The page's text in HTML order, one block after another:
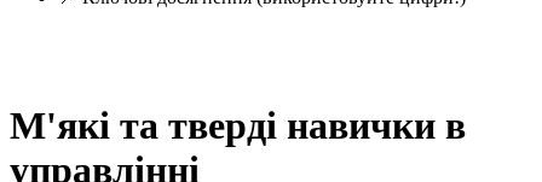
М'які та тверді навички в
управлінні